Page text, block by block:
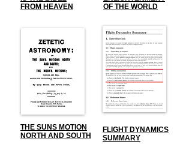
FROM HEAVEN
OF THE WORLD
THE SUNS MOTION
NORTH AND SOUTH
FLIGHT DYNAMICS
SUMMARY